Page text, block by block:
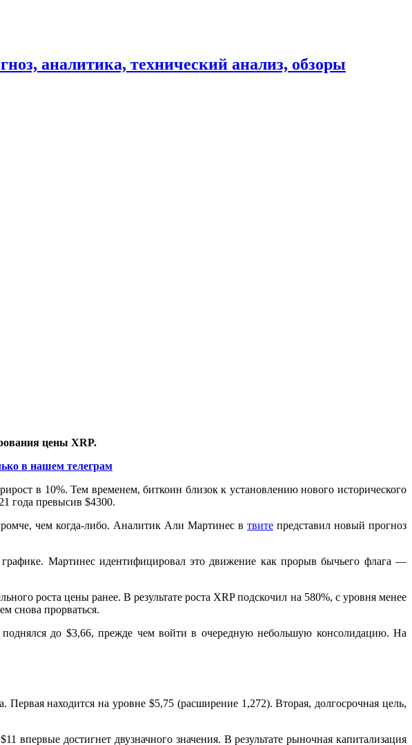
аналитика, технический анализ, обзоры
цены XRP.
в нашем телеграм
в 10%. Тем временем, биткоин близок к установлению нового исторического
года превысив $4300.
чем когда-либо. Аналитик Али Мартинес в твитепредставил новый прогноз
Мартинес идентифицировал это движение как прорыв бычьего флага —
роста цены ранее. В результате роста XRP подскочил на 580%, с уровня менее
снова прорваться.
до $3,66, прежде чем войти в очередную небольшую консолидацию. На
находится на уровне $5,75 (расширение 1,272). Вторая, долгосрочная цель,
достигнет двузначного значения. В результате рыночная капитализация